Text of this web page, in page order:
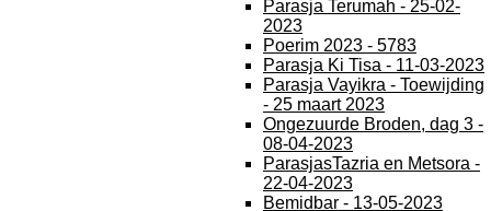
Parasja Terumah - 25-02-
2023
Poerim 2023 - 5783
Parasja Ki Tisa - 11-03-2023
Parasja Vayikra - Toewijding
- 25 maart 2023
Ongezuurde Broden, dag 3 -
08-04-2023
ParasjasTazria en Metsora -
22-04-2023
Bemidbar - 13-05-2023